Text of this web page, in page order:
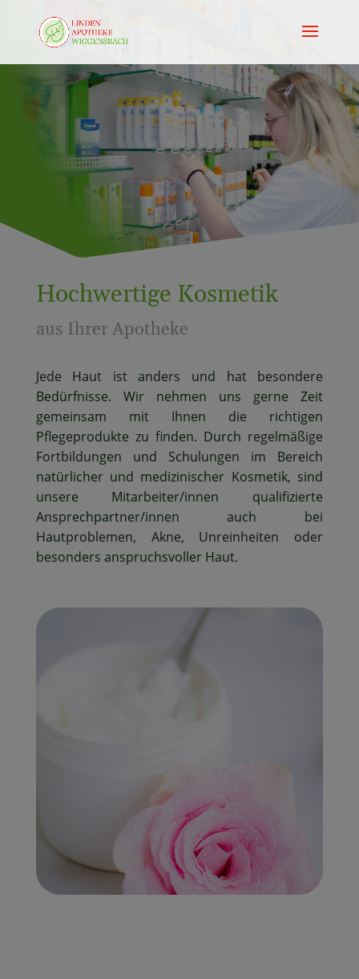
Gesund & schön
mit Kosmetik aus Ihrer
Apotheke
Hochwertige Kosmetik
aus Ihrer Apotheke
Jede Haut ist anders und hat besondere
Bedürfnisse. Wir nehmen uns gerne Zeit
gemeinsam mit Ihnen die richtigen
Pflegeprodukte zu finden. Durch regelmäßige
Fortbildungen und Schulungen im Bereich
natürlicher und medizinischer Kosmetik, sind
unsere Mitarbeiter/innen qualifizierte
Ansprechpartner/innen auch bei
Hautproblemen, Akne, Unreinheiten oder
besonders anspruchsvoller Haut.